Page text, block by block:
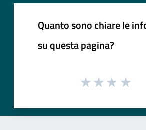
Quanto sono chiare le
su questa pagina?